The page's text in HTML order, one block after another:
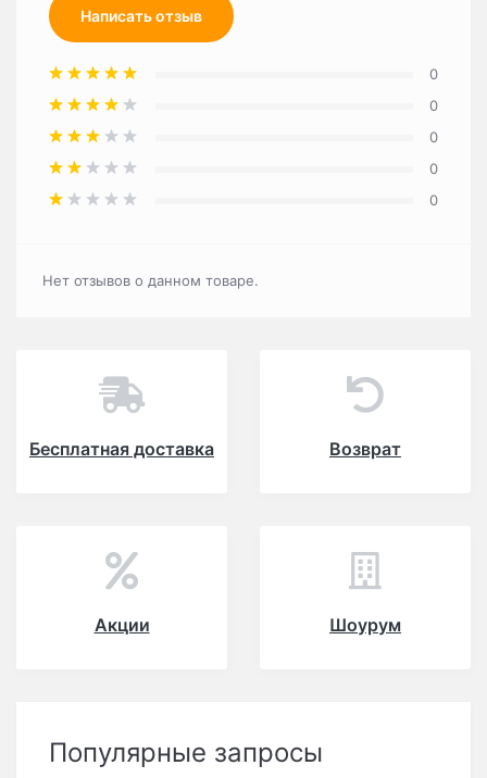
Написать отзыв
0
0
0
0
0
Нет отзывов о данном товаре.
Бесплатная доставка Возврат
Акции Шоурум
Популярные запросы